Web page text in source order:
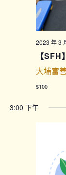
2023 年 3
【
大埔富
$100
3:00 下午